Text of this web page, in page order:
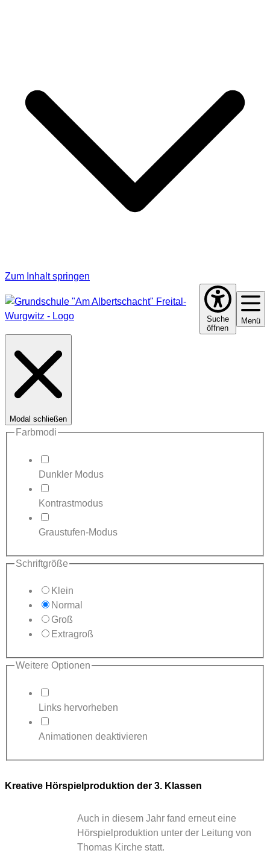
Zum Inhalt springen
Suche
öffnen
Menü
Modal schließen
Farbmodi
Dunkler Modus
Kontrastmodus
Graustufen-Modus
Schriftgröße
Klein
Normal
Groß
Extragroß
Weitere Optionen
Links hervorheben
Animationen deaktivieren
Kreative Hörspielproduktion der 3. Klassen
Auch in diesem Jahr fand erneut eine
Hörspielproduktion unter der Leitung von
Thomas Kirche statt.